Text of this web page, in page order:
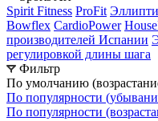
Spirit Fitness ProFit
Bowflex CardioPower
производителей Испании
регулировкой длины шага
Фильтр
По умолчанию
По популярности
По популярности